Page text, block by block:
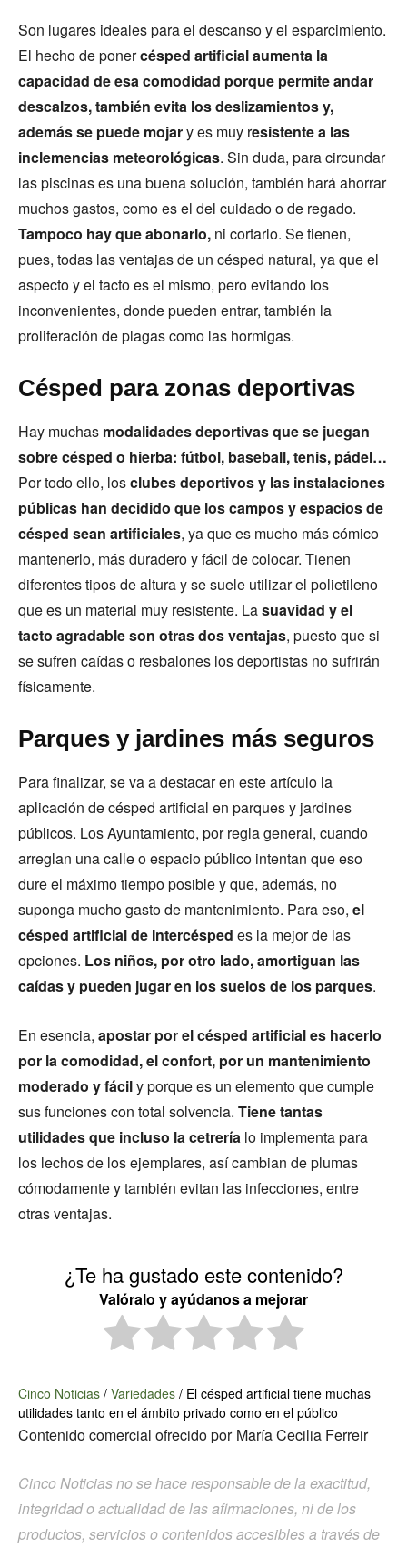
Son lugares ideales para el descanso y el esparcimiento.
El hecho de ponercésped artificial aumenta la
capacidad de esa comodidad porque permite andar
descalzos, también evita los deslizamientos y,
además se puede mojary es muy resistente a las
inclemencias meteorológicas. Sin duda, para circundar
las piscinas es una buena solución, también hará ahorrar
muchos gastos, como es el del cuidado o de regado.
Tampoco hay que abonarlo, ni cortarlo. Se tienen,
pues, todas las ventajas de un césped natural, ya que el
aspecto y el tacto es el mismo, pero evitando los
inconvenientes, donde pueden entrar, también la
proliferación de plagas como las hormigas.
Césped para zonas deportivas
Hay muchas modalidades deportivas que se juegan
sobre césped o hierba: fútbol, baseball, tenis, pádel…
Por todo ello, losclubes deportivos y las instalaciones
públicas han decidido que los campos y espacios de
césped sean artificiales, ya que es mucho más cómico
mantenerlo, más duradero y fácil de colocar. Tienen
diferentes tipos de altura y se suele utilizar el polietileno
que es un material muy resistente. Lasuavidad y el
tacto agradable son otras dos ventajas, puesto que si
se sufren caídas o resbalones los deportistas no sufrirán
físicamente.
Parques y jardines más seguros
Para finalizar, se va a destacar en este artículo la
aplicación de césped artificial en parques y jardines
públicos. Los Ayuntamiento, por regla general, cuando
arreglan una calle o espacio público intentan que eso
dure el máximo tiempo posible y que, además, no
suponga mucho gasto de mantenimiento. Para eso, el
césped artificial de Intercésped es la mejor de las
opciones. Los niños, por otro lado, amortiguan las
caídas y pueden jugar en los suelos de los parques.
En esencia, apostar por el césped artificial es hacerlo
por la comodidad, el confort, por un mantenimiento
moderado y fácily porque es un elemento que cumple
sus funciones con total solvencia. Tiene tantas
utilidades que incluso la cetrería lo implementa para
los lechos de los ejemplares, así cambian de plumas
cómodamente y también evitan las infecciones, entre
otras ventajas.
¿Te ha gustado este contenido?
Valóralo y ayúdanos a mejorar
Cinco Noticias / Variedades / El césped artificial tiene muchas
utilidades tanto en el ámbito privado como en el público
Contenido comercial ofrecido por María Cecilia Ferreir
Cinco Noticias no se hace responsable de la exactitud,
integridad o actualidad de las afirmaciones, ni de los
productos, servicios o contenidos accesibles a través de